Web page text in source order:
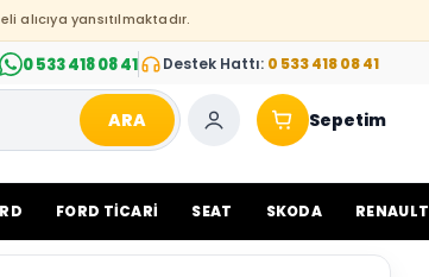
alıcıya yansıtılmaktadır.
0 533 418 08 41 Destek Hattı: 0 533 418 08 41
ARA Sepetim
FORD TİCARİ SEAT SKODA RENAULT